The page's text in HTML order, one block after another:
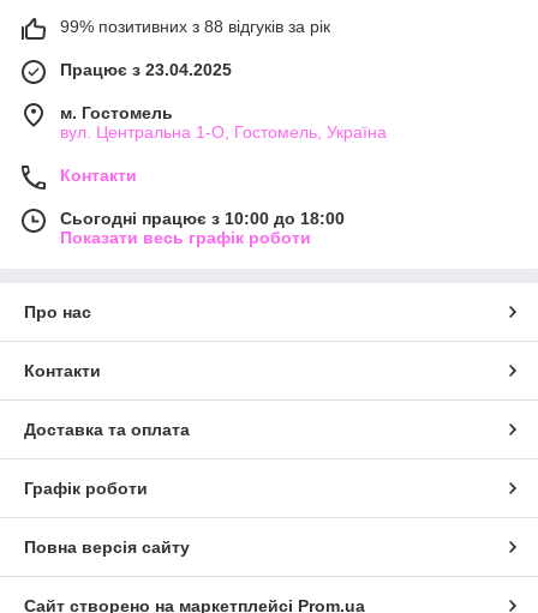
99% позитивних з 88 відгуків за рік
Працює з 23.04.2025
м. Гостомель
вул. Центральна 1-О, Гостомель, Україна
Контакти
Сьогодні працює з 10:00 до 18:00
Показати весь графік роботи
Про нас
Контакти
Доставка та оплата
Графік роботи
Повна версія сайту
Сайт створено на маркетплейсі Prom.ua